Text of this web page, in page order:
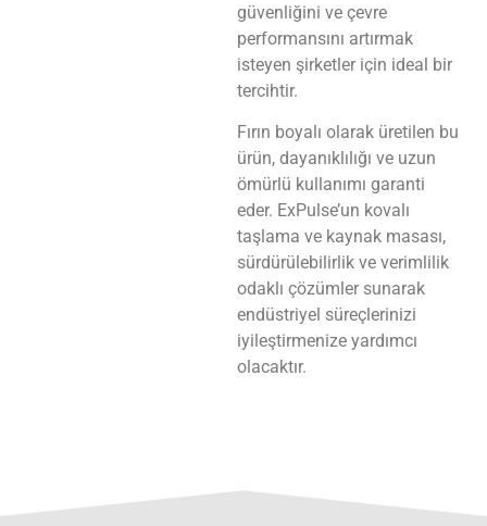
güvenliğini ve çevre
performansını artırmak
isteyen şirketler için ideal bir
tercihtir.
Fırın boyalı olarak üretilen bu
ürün, dayanıklılığı ve uzun
ömürlü kullanımı garanti
eder. ExPulse’un kovalı
taşlama ve kaynak masası,
sürdürülebilirlik ve verimlilik
odaklı çözümler sunarak
endüstriyel süreçlerinizi
iyileştirmenize yardımcı
olacaktır.